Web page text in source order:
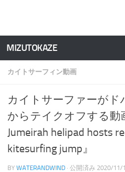
コンテンツへスキップ
MIZUTOKAZE
カイトサーフィン動画
カイトサーファーがド
からテイクオフする動
Jumeirah helipad hosts
kitesurfing jump』
BY WATERANDWIND · 公開済み 2020/11/